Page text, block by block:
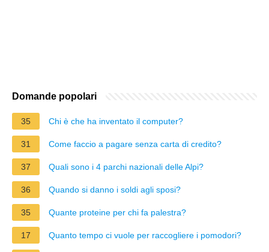
Domande popolari
35 Chi è che ha inventato il computer?
31 Come faccio a pagare senza carta di credito?
37 Quali sono i 4 parchi nazionali delle Alpi?
36 Quando si danno i soldi agli sposi?
35 Quante proteine per chi fa palestra?
17 Quanto tempo ci vuole per raccogliere i pomodori?